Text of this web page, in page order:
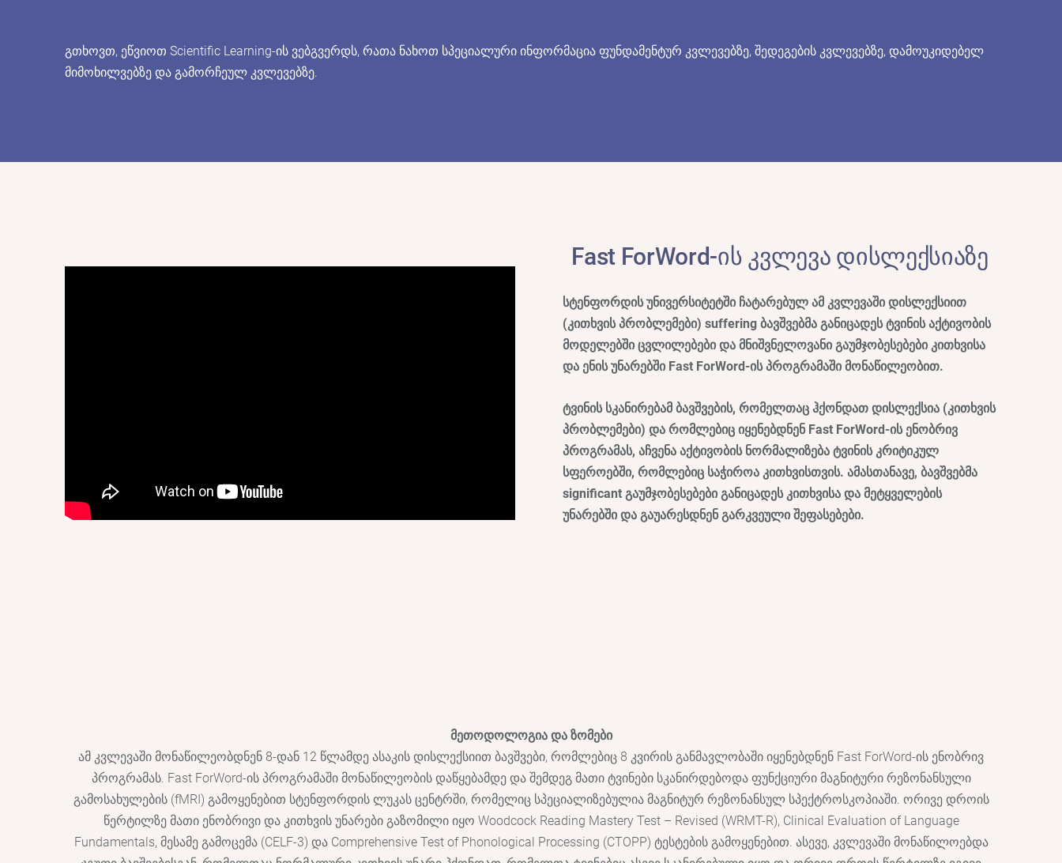
გთხოვთ, ეწვიოთ Scientific Learning-ის ვებგვერდს, რათა ნახოთ სპეციალური ინფორმაცია ფუნდამენტურ კვლევებზე, შედეგების კვლევებზე, დამოუკიდებელ
მიმოხილვებზე და გამორჩეულ კვლევებზე.
Fast ForWord-ის კვლევა დისლექსიაზე
სტენფორდის უნივერსიტეტში ჩატარებულ ამ კვლევაში დისლექსიით
(კითხვის პრობლემები) suffering ბავშვებმა განიცადეს ტვინის აქტივობის
მოდელებში ცვლილებები და მნიშვნელოვანი გაუმჯობესებები კითხვისა
და ენის უნარებში Fast ForWord-ის პროგრამაში მონაწილეობით.
ტვინის სკანირებამ ბავშვების, რომელთაც ჰქონდათ დისლექსია (კითხვის
პრობლემები) და რომლებიც იყენებდნენ Fast ForWord-ის ენობრივ
პროგრამას, აჩვენა აქტივობის ნორმალიზება ტვინის კრიტიკულ
სფეროებში, რომლებიც საჭიროა კითხვისთვის. ამასთანავე, ბავშვებმა
significant გაუმჯობესებები განიცადეს კითხვისა და მეტყველების
უნარებში და გაუარესდნენ გარკვეული შეფასებები.
მეთოდოლოგია და ზომები
ამ კვლევაში მონაწილეობდნენ 8-დან 12 წლამდე ასაკის დისლექსიით ბავშვები, რომლებიც 8 კვირის განმავლობაში იყენებდნენ Fast ForWord-ის ენობრივ
პროგრამას. Fast ForWord-ის პროგრამაში მონაწილეობის დაწყებამდე და შემდეგ მათი ტვინები სკანირდებოდა ფუნქციური მაგნიტური რეზონანსული
გამოსახულების (fMRI) გამოყენებით სტენფორდის ლუკას ცენტრში, რომელიც სპეციალიზებულია მაგნიტურ რეზონანსულ სპექტროსკოპიაში. ორივე დროის
წერტილზე მათი ენობრივი და კითხვის უნარები გაზომილი იყო Woodcock Reading Mastery Test – Revised (WRMT-R), Clinical Evaluation of Language
Fundamentals, მესამე გამოცემა (CELF-3) და Comprehensive Test of Phonological Processing (CTOPP) ტესტების გამოყენებით. ასევე, კვლევაში მონაწილოებდა